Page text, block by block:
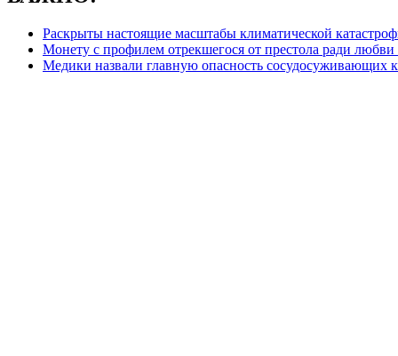
Раскрыты настоящие масштабы климатической
Монету с профилем отрекшегося от престола ради
Медики назвали главную опасность сосудосуживающих